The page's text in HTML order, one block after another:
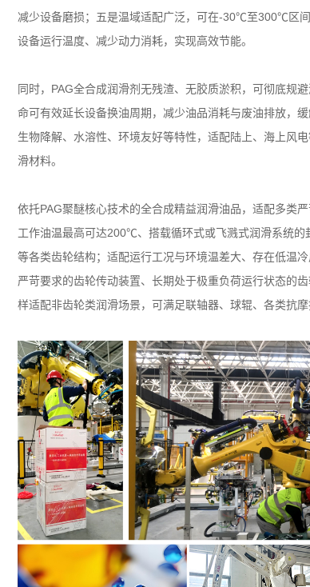
减少设备磨损；五是温域适配广泛，可在-30℃至300℃区
设备运行温度、减少动力消耗，实现高效节能。
同时， PAG全合成润滑剂无残渣、无胶质淤积，可彻底规
命可有效延长设备换油周期，减少油品消耗与废油排放，
生物降解、水溶性、环境友好等特性，适配陆上、海上风
滑材料。
依托PAG聚醚核心技术的全合成精益润滑油品，适配多类
工作油温最高可达200℃、搭载循环式或飞溅式润滑系统
等各类齿轮结构；适配运行工况与环境温差大、存在低温
严苛要求的齿轮传动装置、长期处于极重负荷运行状态的
样适配非齿轮类润滑场景，可满足联轴器、球辊、各类抗